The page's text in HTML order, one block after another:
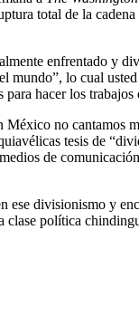
total de la
enfrentado
lo cual
hacer los
no
tesis de
de
divisionismo y
política